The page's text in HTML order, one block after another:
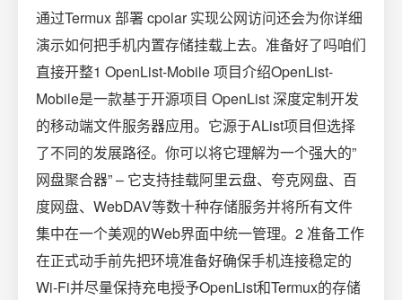
通过Termux 部署 cpolar 实现公网访问还会为你详细
演示如何把手机内置存储挂载上去。准备好了吗咱们
直接开整1 OpenList-Mobile 项目介绍OpenList-
Mobile是一款基于开源项目 OpenList 深度定制开发
的移动端文件服务器应用。它源于AList项目但选择
了不同的发展路径。你可以将它理解为一个强大的”
网盘聚合器” – 它支持挂载阿里云盘、夸克网盘、百
度网盘、WebDAV等数十种存储服务并将所有文件
集中在一个美观的Web界面中统一管理。2 准备工作
在正式动手前先把环境准备好确保手机连接稳定的
Wi‑Fi并尽量保持充电授予OpenList和Termux的存储